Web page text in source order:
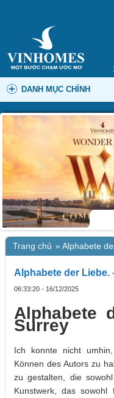
DANH MỤC CHÍNH
Trang chủ »Alphabete
Alphabete der Liebe.
06:33:20 - 16/12/2025
Alphabete
Surrey
Ich konnte nicht
Können des Autors zu
zu gestalten, die
Kunstwerk, das sowohl